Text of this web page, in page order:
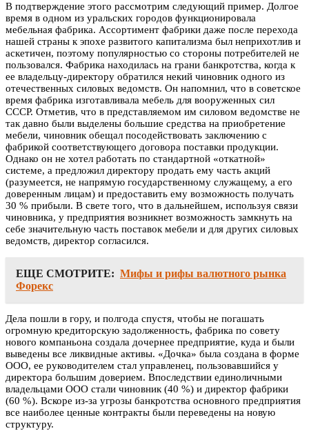
В подтверждение этого рассмотрим следующий пример. Долгое
время в одном из уральских городов функционировала
мебельная фабрика. Ассортимент фабрики даже после перехода
нашей страны к эпохе развитого капитализма был неприхотлив и
аскетичен, поэтому популярностью со стороны потребителей не
пользовался. Фабрика находилась на грани банкротства, когда к
ее владельцу-директору обратился некий чиновник одного из
отечественных силовых ведомств. Он напомнил, что в советское
время фабрика изготавливала мебель для вооруженных сил
СССР. Отметив, что в представляемом им силовом ведомстве не
так давно были выделены большие средства на приобретение
мебели, чиновник обещал посодействовать заключению с
фабрикой соответствующего договора поставки продукции.
Однако он не хотел работать по стандартной «откатной»
системе, а предложил директору продать ему часть акций
(разумеется, не напрямую государственному служащему, а его
доверенным лицам) и предоставить ему возможность получать
30 % прибыли. В свете того, что в дальнейшем, используя связи
чиновника, у предприятия возникнет возможность замкнуть на
себе значительную часть поставок мебели и для других силовых
ведомств, директор согласился.
ЕЩЕ СМОТРИТЕ: Мифы и рифы валютного рынка
Форекс
Дела пошли в гору, и полгода спустя, чтобы не погашать
огромную кредиторскую задолженность, фабрика по совету
нового компаньона создала дочернее предприятие, куда и были
выведены все ликвидные активы. «Дочка» была создана в форме
ООО, ее руководителем стал управленец, пользовавшийся у
директора большим доверием. Впоследствии единоличными
владельцами ООО стали чиновник (40 %) и директор фабрики
(60 %). Вскоре из-за угрозы банкротства основного предприятия
все наиболее ценные контракты были переведены на новую
структуру.